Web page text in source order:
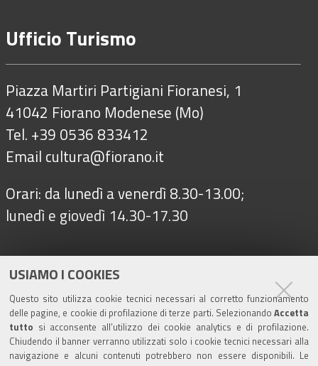
USIAMO I COOKIES
Questo sito utilizza cookie tecnici necessari al corretto funzionamento
delle pagine, e cookie di profilazione di terze parti. Selezionando Accetta
tutto si acconsente all’utilizzo dei cookie analytics e di profilazione.
Chiudendo il banner verranno utilizzati solo i cookie tecnici necessari alla
navigazione e alcuni contenuti potrebbero non essere disponibili. Le
Ufficio Turismo
Piazza Martiri Partigiani Fioranesi, 1
41042 Fiorano Modenese (Mo)
Tel. +39 0536 833412
Email cultura@fiorano.it
Orari: da lunedì a venerdì 8.30-13.00;
lunedì e giovedì 14.30-17.30
Seguici su
Turismo